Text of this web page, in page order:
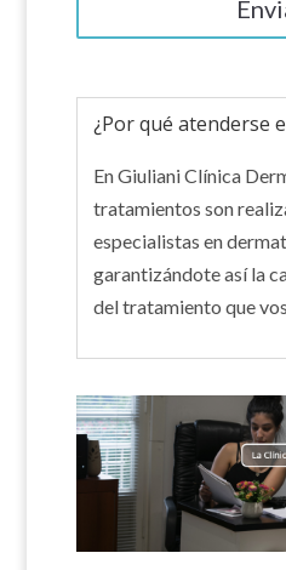
¿Por qué atenderse
En Giuliani Clínica
tratamientos son
especialistas en
garantizándote así la
del tratamiento que